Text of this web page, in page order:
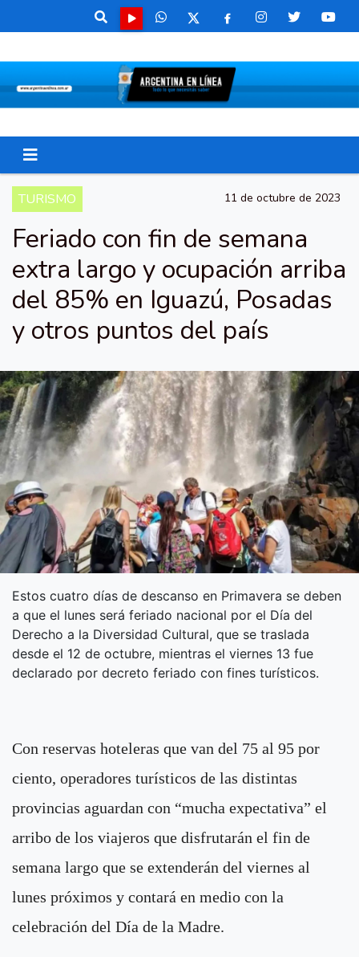
TURISMO 11 de octubre de 2023
Feriado con fin de semana
extra largo y ocupación arriba
del 85% en Iguazú, Posadas
y otros puntos del país
Estos cuatro días de descanso en Primavera se deben
a que el lunes será feriado nacional por el Día del
Derecho a la Diversidad Cultural, que se traslada
desde el 12 de octubre, mientras el viernes 13 fue
declarado por decreto feriado con fines turísticos.
Con reservas hoteleras que van del 75 al 95 por
ciento, operadores turísticos de las distintas
provincias aguardan con “mucha expectativa” el
arribo de los viajeros que disfrutarán el fin de
semana largo que se extenderán del viernes al
lunes próximos y contará en medio con la
celebración del Día de la Madre.